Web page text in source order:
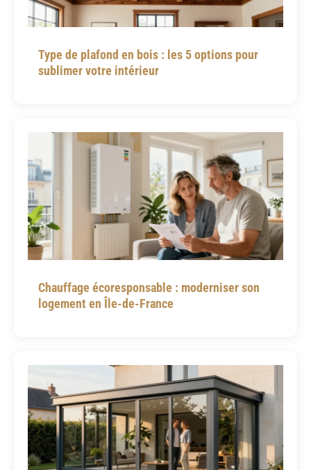
Type de plafond en bois : les 5 options pour
sublimer votre intérieur
Chauffage écoresponsable : moderniser son
logement en Île-de-France